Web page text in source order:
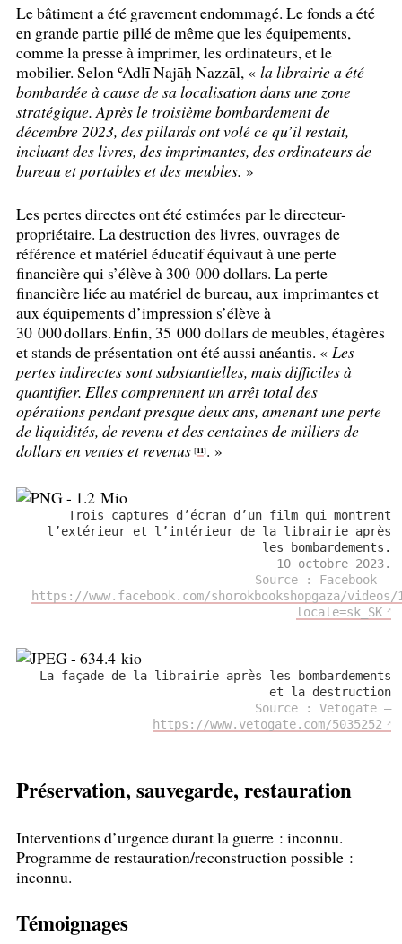
Le bâtiment a été gravement endommagé. Le fonds a été
en grande partie pillé de même que les équipements,
comme la presse à imprimer, les ordinateurs, et le
mobilier. Selon ʿAdlī Najāḥ Nazzāl, « la librairie a été
bombardée à cause de sa localisation dans une zone
stratégique. Après le troisième bombardement de
décembre 2023, des pillards ont volé ce qu’il restait,
incluant des livres, des imprimantes, des ordinateurs de
bureau et portables et des meubles. »
Les pertes directes ont été estimées par le directeur-
propriétaire. La destruction des livres, ouvrages de
référence et matériel éducatif équivaut à une perte
financière qui s’élève à 300 000 dollars. La perte
financière liée au matériel de bureau, aux imprimantes et
aux équipements d’impression s’élève à
30 000 dollars. Enfin, 35 000 dollars de meubles, étagères
et stands de présentation ont été aussi anéantis. « Les
pertes indirectes sont substantielles, mais difficiles à
quantifier. Elles comprennent un arrêt total des
opérations pendant presque deux ans, amenant une perte
de liquidités, de revenu et des centaines de milliers de
dollars en ventes et revenus[11]. »
Trois captures d’écran d’un film qui montrent
l’extérieur et l’intérieur de la librairie après
les bombardements.
10 octobre 2023.
Source : Facebook —
https://www.facebook.com/shorokbookshopgaza/videos/
locale=sk_SK
La façade de la librairie après les bombardements
et la destruction
Source : Vetogate —
https://www.vetogate.com/5035252
Préservation, sauvegarde, restauration
Interventions d’urgence durant la guerre : inconnu.
Programme de restauration/reconstruction possible :
inconnu.
Témoignages